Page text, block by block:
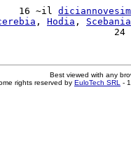
16 ~il
, Hodia , Scebania
24
Best viewed with any
rights reserved by EuloTech SRL -